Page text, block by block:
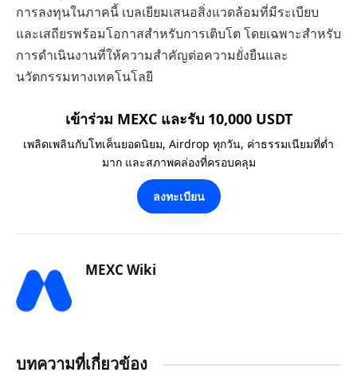
การลงทุนในภาคนี้ เบลเยียมเสนอสิ่งแวดล้อมที่มีระเบียบ
และเสถียรพร้อมโอกาสสำหรับการเติบโต โดยเฉพาะสำหรับ
การดำเนินงานที่ให้ความสำคัญต่อความยั่งยืนและ
นวัตกรรมทางเทคโนโลยี
เข้าร่วม MEXC และรับ 10,000 USDT
เพลิดเพลินกับโทเค็นยอดนิยม, Airdrop ทุกวัน, ค่าธรรมเนียมที่ต่ำ
มาก และสภาพคล่องที่ครอบคลุม
ลงทะเบียน
MEXC Wiki
บทความที่เกี่ยวข้อง